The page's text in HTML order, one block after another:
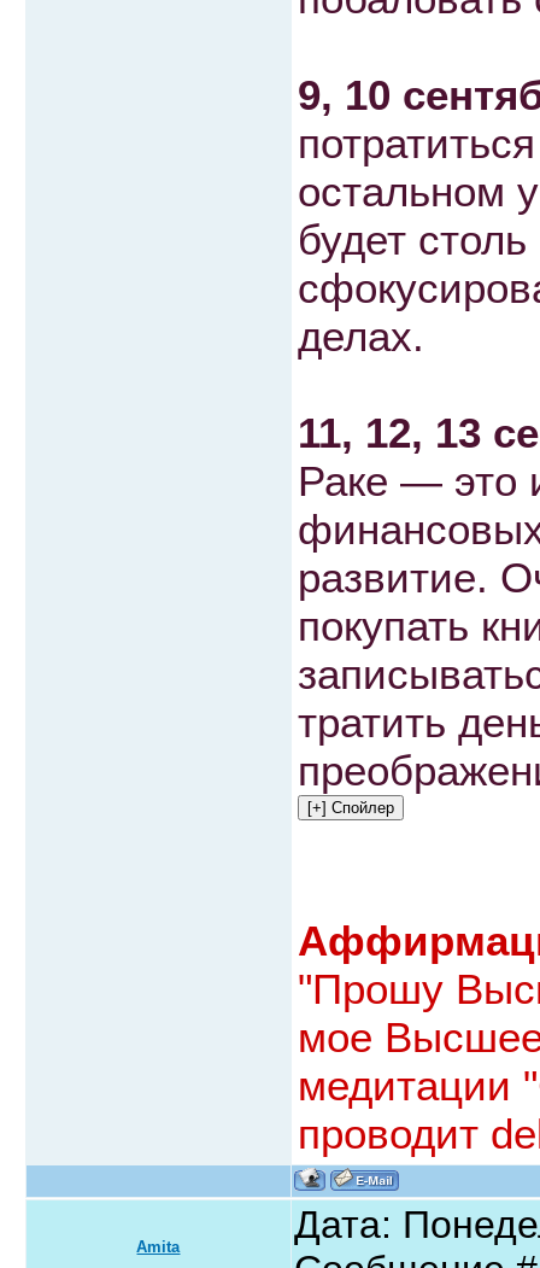
9, 10
остальном
будет
делах.
11, 12, 13
Раке — это
развитие.
покупать
тратить
"Прошу
мое
медитации
проводит
Amita
Дата: